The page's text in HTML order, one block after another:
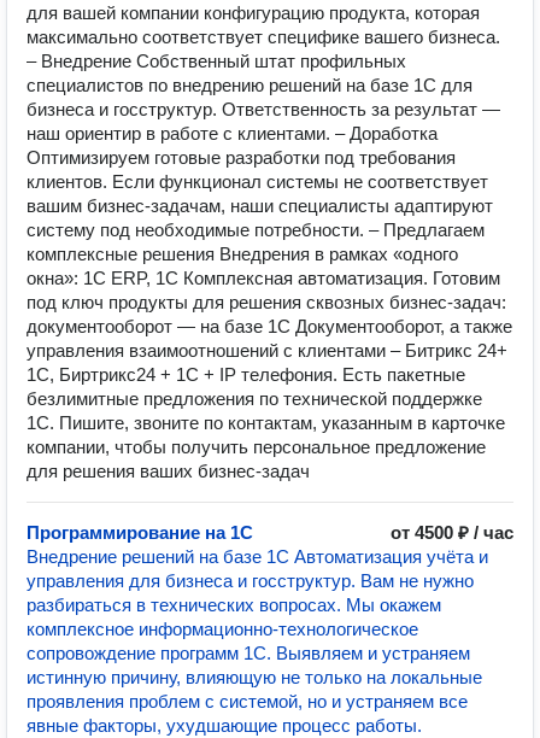
для вашей компании конфигурацию продукта, которая
максимально соответствует специфике вашего бизнеса.
– Внедрение Собственный штат профильных
специалистов по внедрению решений на базе 1С для
бизнеса и госструктур. Ответственность за результат —
наш ориентир в работе с клиентами. – Доработка
Оптимизируем готовые разработки под требования
клиентов. Если функционал системы не соответствует
вашим бизнес-задачам, наши специалисты адаптируют
систему под необходимые потребности. – Предлагаем
комплексные решения Внедрения в рамках «одного
окна»: 1С ERP, 1С Комплексная автоматизация. Готовим
под ключ продукты для решения сквозных бизнес-задач:
документооборот — на базе 1С Документооборот, а также
управления взаимоотношений с клиентами – Битрикс 24+
1С, Биртрикс24 + 1С + IP телефония. Есть пакетные
безлимитные предложения по технической поддержке
1С. Пишите, звоните по контактам, указанным в карточке
компании, чтобы получить персональное предложение
для решения ваших бизнес-задач
Программирование на 1C
от 4500 ₽ / час
Внедрение решений на базе 1С Автоматизация учёта и
управления для бизнеса и госструктур. Вам не нужно
разбираться в технических вопросах. Мы окажем
комплексное информационно-технологическое
сопровождение программ 1С. Выявляем и устраняем
истинную причину, влияющую не только на локальные
проявления проблем с системой, но и устраняем все
явные факторы, ухудшающие процесс работы.